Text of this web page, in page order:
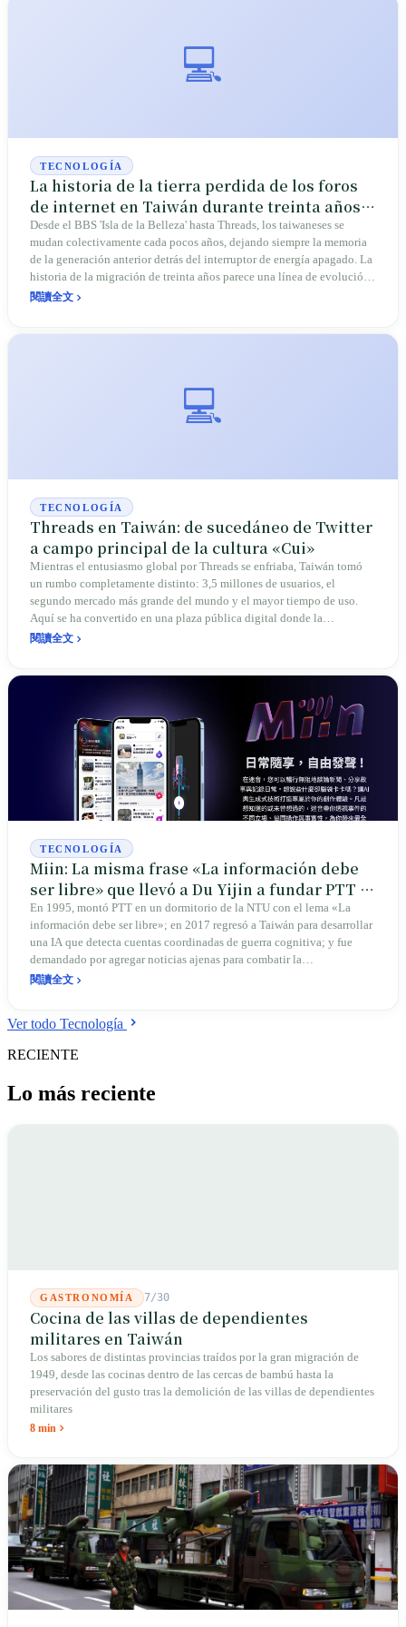
💻
TECNOLOGÍA
La historia de la tierra perdida de los foros
de internet en Taiwán durante treinta años:
se pueden recuperar los enlaces, pero no las
fotos
Desde el BBS 'Isla de la Belleza' hasta Threads, los taiwaneses se
mudan colectivamente cada pocos años, dejando siempre la memoria
de la generación anterior detrás del interruptor de energía apagado. La
historia de la migración de treinta años parece una línea de evolución
de plataformas, pero en su núcleo es una historia de pérdida de
閱讀全文
💻
TECNOLOGÍA
Threads en Taiwán: de sucedáneo de Twitter
a campo principal de la cultura «Cui»
Mientras el entusiasmo global por Threads se enfriaba, Taiwán tomó
un rumbo completamente distinto: 3,5 millones de usuarios, el
segundo mercado más grande del mundo y el mayor tiempo de uso.
Aquí se ha convertido en una plaza pública digital donde la
generación Z se expresa con autenticidad, los políticos «bajan al
閱讀全文
TECNOLOGÍA
Miin: La misma frase «La información debe
ser libre» que llevó a Du Yijin a fundar PTT y
a enfrentar un juicio por derechos de autor
En 1995, montó PTT en un dormitorio de la NTU con el lema «La
información debe ser libre»; en 2017 regresó a Taiwán para desarrollar
una IA que detecta cuentas coordinadas de guerra cognitiva; y fue
demandado por agregar noticias ajenas para combatir la
desinformación. La misma creencia es su arma y la causa de su litigio;
閱讀全文
Ver todo Tecnología
RECIENTE
Lo más reciente
GASTRONOMÍA 7/30
Cocina de las villas de dependientes
militares en Taiwán
Los sabores de distintas provincias traídos por la gran migración de
1949, desde las cocinas dentro de las cercas de bambú hasta la
preservación del gusto tras la demolición de las villas de dependientes
militares
8 min